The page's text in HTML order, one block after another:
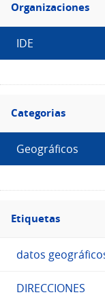
Organizaciones
IDE
Filtro
Categorias
Categorias
Geográficos
Filtro
Etiquetas
Etiquetas
datos
DIRECCIONES